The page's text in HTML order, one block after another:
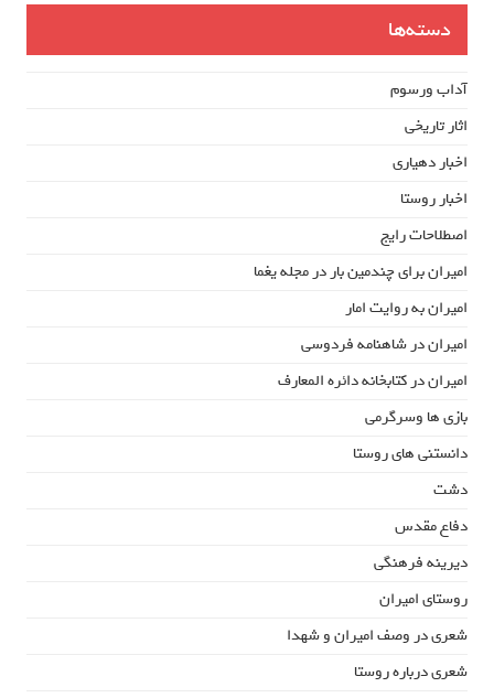
دسته‌ها
آداب ورسوم
اثار تاریخی
اخبار دهیاری
اخبار روستا
اصطلاحات رایج
امیران برای چندمین بار در مجله یغما
امیران به روایت امار
امیران در شاهنامه فردوسی
امیران در کتابخانه دائره المعارف
بازی ها وسرگرمی
دانستنی های روستا
دشت
دفاع مقدس
دیرینه فرهنگی
روستای امیران
شعری در وصف امیران و شهدا
شعری درباره روستا